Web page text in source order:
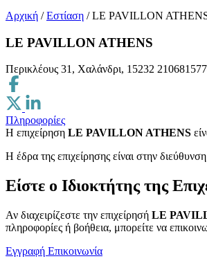
Αρχική / Εστίαση / LE PAVILLON
LE PAVILLON ATHENS
Περικλέους 31, Χαλάνδρι, 15232
Πληροφορίες
Η επιχείρηση LE PAVILLON ATHENS
H έδρα της επιχείρησης είναι στην διεύθυνση
Είστε ο Ιδιοκτήτης της
Αν διαχειρίζεστε την επιχείρησή LE
πληροφορίες ή βοήθεια, μπορείτε να
Εγγραφή Επικοινωνία